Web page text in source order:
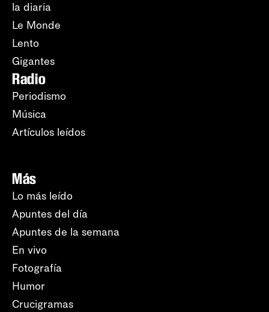
la diaria
Le Monde
Lento
Gigantes
Radio
Periodismo
Música
Artículos leídos
Más
Lo más leído
Apuntes del día
Apuntes de la semana
En vivo
Fotografía
Humor
Crucigramas